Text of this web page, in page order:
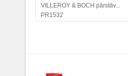
VILLEROY & BOCH pārstāv...
PR1532